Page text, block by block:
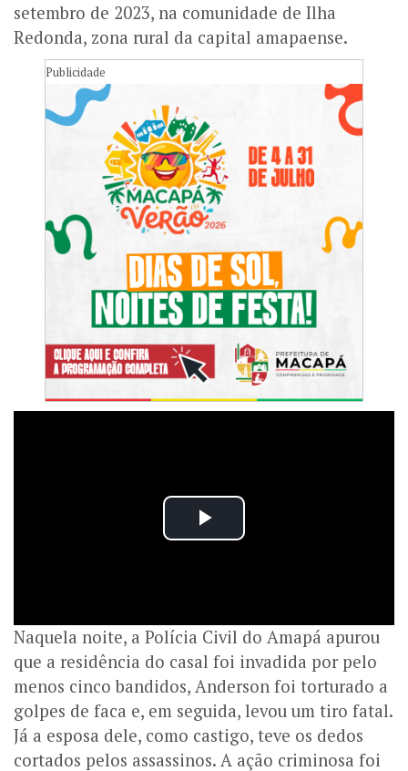
setembro de 2023, na comunidade de Ilha
Redonda, zona rural da capital amapaense.
Publicidade
Naquela noite, a Polícia Civil do Amapá apurou
que a residência do casal foi invadida por pelo
menos cinco bandidos, Anderson foi torturado a
golpes de faca e, em seguida, levou um tiro fatal.
Já a esposa dele, como castigo, teve os dedos
cortados pelos assassinos. A ação criminosa foi